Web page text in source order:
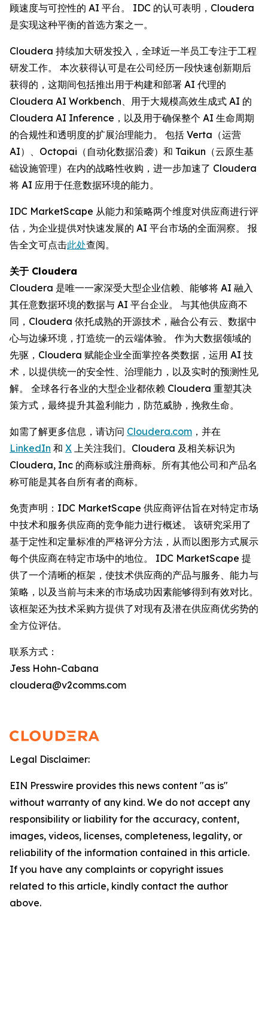
顾速度与可控性的 AI 平台。 IDC 的认可表明，Cloudera
是实现这种平衡的首选方案之一。
Cloudera 持续加大研发投入，全球近一半员工专注于工程
研发工作。 本次获得认可是在公司经历一段快速创新期后
获得的，这期间包括推出用于构建和部署 AI 代理的
Cloudera AI Workbench、用于大规模高效生成式 AI 的
Cloudera AI Inference，以及用于确保整个 AI 生命周期
的合规性和透明度的扩展治理能力。 包括 Verta（运营
AI）、Octopai（自动化数据沿袭）和 Taikun（云原生基
础设施管理）在内的战略性收购，进一步加速了 Cloudera
将 AI 应用于任意数据环境的能力。
IDC MarketScape 从能力和策略两个维度对供应商进行评
估，为企业提供对快速发展的 AI 平台市场的全面洞察。 报
告全文可点击此处查阅。
关于 Cloudera
Cloudera 是唯一一家深受大型企业信赖、能够将 AI 融入
其任意数据环境的数据与 AI 平台企业。 与其他供应商不
同，Cloudera 依托成熟的开源技术，融合公有云、数据中
心与边缘环境，打造统一的云端体验。 作为大数据领域的
先驱，Cloudera 赋能企业全面掌控各类数据，运用 AI 技
术，以提供统一的安全性、治理能力，以及实时的预测性见
解。 全球各行各业的大型企业都依赖 Cloudera 重塑其决
策方式，最终提升其盈利能力，防范威胁，挽救生命。
如需了解更多信息，请访问 Cloudera.com ，并在
LinkedIn 和 X 上关注我们。Cloudera 及相关标识为
Cloudera, Inc 的商标或注册商标。所有其他公司和产品名
称可能是其各自所有者的商标。
免责声明：IDC MarketScape 供应商评估旨在对特定市场
中技术和服务供应商的竞争能力进行概述。 该研究采用了
基于定性和定量标准的严格评分方法，从而以图形方式展示
每个供应商在特定市场中的地位。 IDC MarketScape 提
供了一个清晰的框架，使技术供应商的产品与服务、能力与
策略，以及当前与未来的市场成功因素能够得到有效对比。
该框架还为技术采购方提供了对现有及潜在供应商优劣势的
全方位评估。
联系方式：
Jess Hohn-Cabana
cloudera@v2comms.com
Legal Disclaimer:
EIN Presswire provides this news content "as is"
without warranty of any kind. We do not accept any
responsibility or liability for the accuracy, content,
images, videos, licenses, completeness, legality, or
reliability of the information contained in this article.
If you have any complaints or copyright issues
related to this article, kindly contact the author
above.